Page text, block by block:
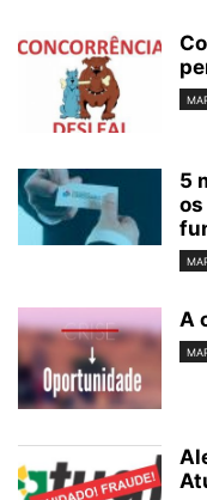
5
A